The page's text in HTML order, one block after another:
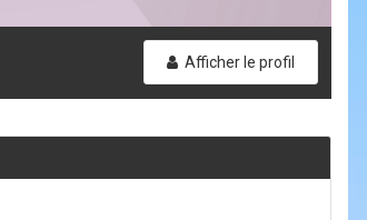
Afficher le profil